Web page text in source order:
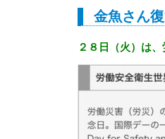
金魚さん
２８日（火）は